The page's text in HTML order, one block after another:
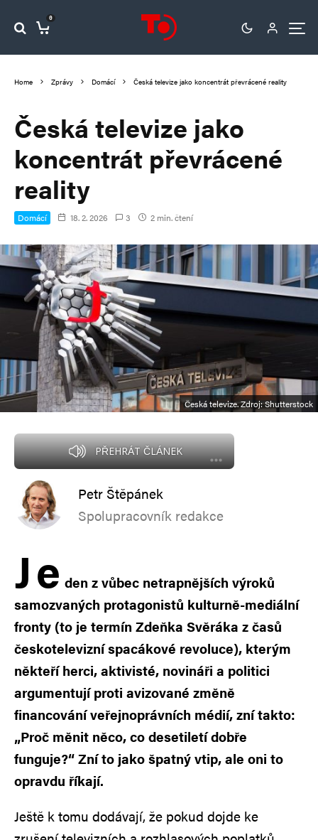
0
Home Zprávy Domácí Česká televize jako koncentrát převrácené reality
Česká televize jako
koncentrát převrácené
reality
Domácí 18. 2. 2026 3 2 min. čtení
Česká televize. Zdroj: Shutterstock
PŘEHRÁT ČLÁNEK
Petr Štěpánek
Spolupracovník redakce
Je den z vůbec netrapnějších výroků
samozvaných protagonistů kulturně-mediální
fronty (to je termín Zdeňka Svěráka z časů
českotelevizní spacákové revoluce), kterým
někteří herci, aktivisté, novináři a politici
argumentují proti avizované změně
financování veřejnoprávních médií, zní takto:
„Proč měnit něco, co desetiletí dobře
funguje?“ Zní to jako špatný vtip, ale oni to
opravdu říkají.
Ještě k tomu dodávají, že pokud dojde ke